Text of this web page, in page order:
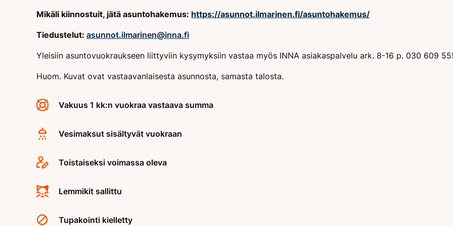
Mikäli kiinnostuit, jätä asuntohakemus: https://asunnot.ilmarinen.fi/asuntohakemus/
Tiedustelut: asunnot.ilmarinen@inna.fi
Yleisiin asuntovuokraukseen liittyviin kysymyksiin vastaa myös INNA asiakaspalvelu ark. 8-16 p. 030 609
Huom. Kuvat ovat vastaavanlaisesta asunnosta, samasta talosta.
Vakuus 1 kk:n vuokraa vastaava summa
Vesimaksut sisältyvät vuokraan
Toistaiseksi voimassa oleva
Lemmikit sallittu
Tupakointi kielletty